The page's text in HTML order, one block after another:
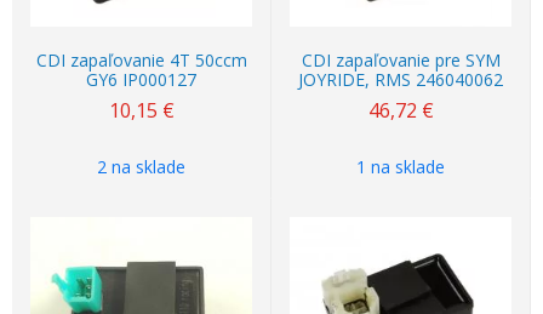
CDI zapaľovanie 4T 50ccm
GY6 IP000127
10,15 €
2 na sklade
CDI zapaľovanie pre SYM
JOYRIDE, RMS 246040062
46,72 €
1 na sklade